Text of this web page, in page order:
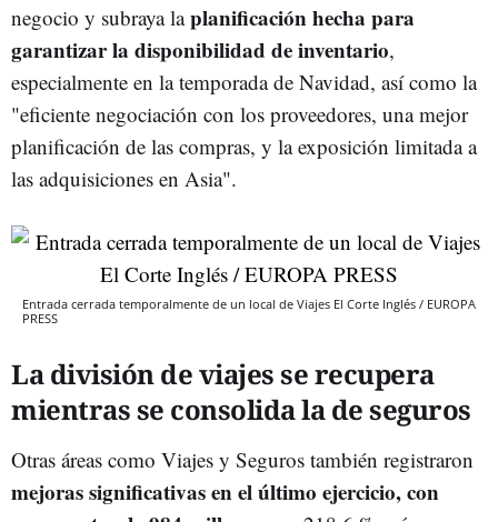
negocio y subraya laplanificación hecha para
garantizar la disponibilidad de inventario,
especialmente en la temporada de Navidad, así como la
"eficiente negociación con los proveedores, una mejor
planificación de las compras, y la exposición limitada a
las adquisiciones en Asia".
Entrada cerrada temporalmente de un local de Viajes El Corte Inglés / EUROPA
PRESS
La división de viajes se recupera
mientras se consolida la de seguros
Otras áreas como Viajes y Seguros también registraron
mejoras significativas en el último ejercicio, con